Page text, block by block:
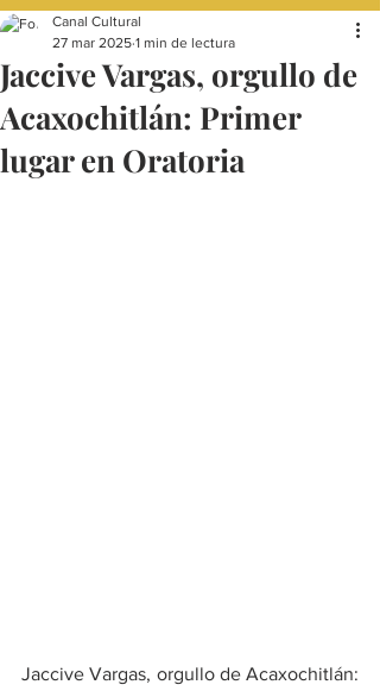
Jaccive Vargas, orgullo de
Acaxochitlán: Primer
lugar en Oratoria
Canal Cultural
27 mar 2025 1 min de lectura
Jaccive Vargas, orgullo de Acaxochitlán: